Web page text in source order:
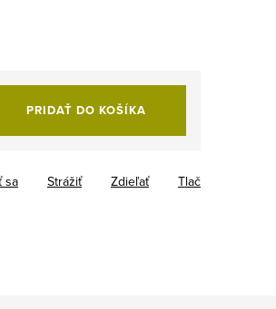
PRIDAŤ DO KOŠÍKA
Tlač
sa Strážiť Zdieľať